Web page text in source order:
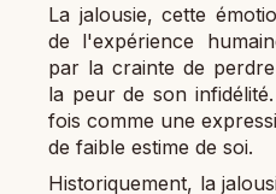
La jalousie, cette
de l'expérience
par la crainte de
la peur de son
fois comme une
de faible estime de soi.
Historiquement, la